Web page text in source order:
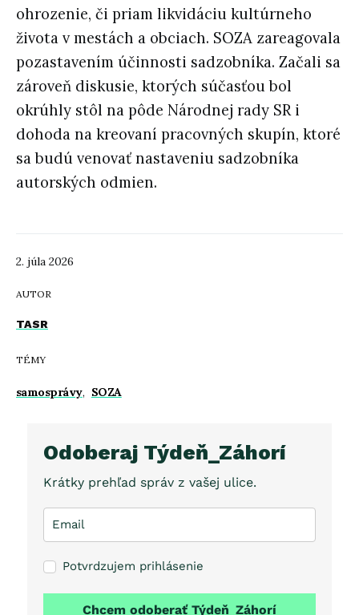
2. júla 2026
AUTOR
TASR
TÉMY
samosprávy, SOZA
ohrozenie, či priam likvidáciu kultúrneho
života v mestách a obciach. SOZA zareagovala
pozastavením účinnosti sadzobníka. Začali sa
zároveň diskusie, ktorých súčasťou bol
okrúhly stôl na pôde Národnej rady SR i
dohoda na kreovaní pracovných skupín, ktoré
sa budú venovať nastaveniu sadzobníka
autorských odmien.
Odoberaj Týdeň_Záhorí
Krátky prehľad správ z vašej ulice.
Potvrdzujem prihlásenie
Chcem odoberať Týdeň_Záhorí